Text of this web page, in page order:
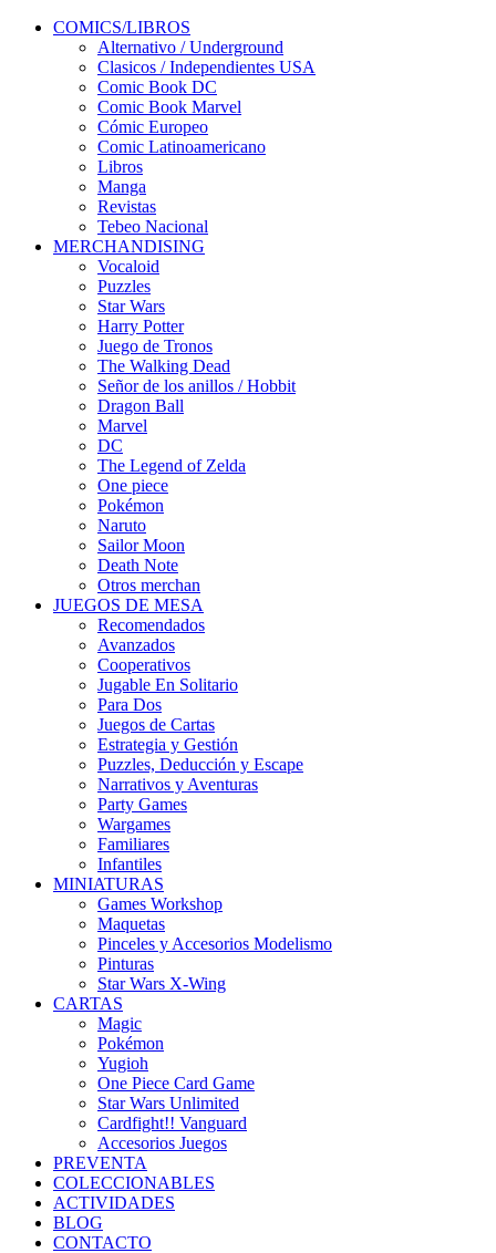
COMICS/LIBROS
Alternativo / Underground
Clasicos / Independientes USA
Comic Book DC
Comic Book Marvel
Cómic Europeo
Comic Latinoamericano
Libros
Manga
Revistas
Tebeo Nacional
MERCHANDISING
Vocaloid
Puzzles
Star Wars
Harry Potter
Juego de Tronos
The Walking Dead
Señor de los anillos / Hobbit
Dragon Ball
Marvel
DC
The Legend of Zelda
One piece
Pokémon
Naruto
Sailor Moon
Death Note
Otros merchan
JUEGOS DE MESA
Recomendados
Avanzados
Cooperativos
Jugable En Solitario
Para Dos
Juegos de Cartas
Estrategia y Gestión
Puzzles, Deducción y Escape
Narrativos y Aventuras
Party Games
Wargames
Familiares
Infantiles
MINIATURAS
Games Workshop
Maquetas
Pinceles y Accesorios Modelismo
Pinturas
Star Wars X-Wing
CARTAS
Magic
Pokémon
Yugioh
One Piece Card Game
Star Wars Unlimited
Cardfight!! Vanguard
Accesorios Juegos
PREVENTA
COLECCIONABLES
ACTIVIDADES
BLOG
CONTACTO